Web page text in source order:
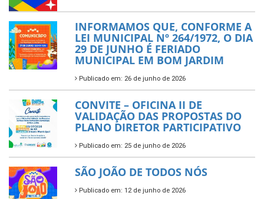
INFORMAMOS QUE, CONFORME A
LEI MUNICIPAL Nº 264/1972, O DIA
29 DE JUNHO É FERIADO
MUNICIPAL EM BOM JARDIM
Publicado em: 26 de junho de 2026
CONVITE – OFICINA II DE
VALIDAÇÃO DAS PROPOSTAS DO
PLANO DIRETOR PARTICIPATIVO
Publicado em: 25 de junho de 2026
SÃO JOÃO DE TODOS NÓS
Publicado em: 12 de junho de 2026